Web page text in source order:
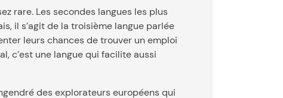
rare. Les secondes langues les plus
il s’agit de la troisième langue parlée
leurs chances de trouver un emploi
c’est une langue qui facilite aussi
des explorateurs européens qui